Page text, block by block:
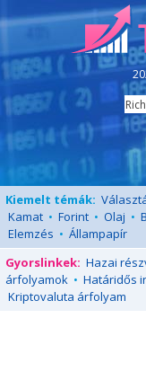
Kiemelt témák:
Kamat • Forint • Olaj •
Elemzés • Állampapír
Gyorslinkek: Hazai
árfolyamok • Határidős
Kriptovaluta árfolyam